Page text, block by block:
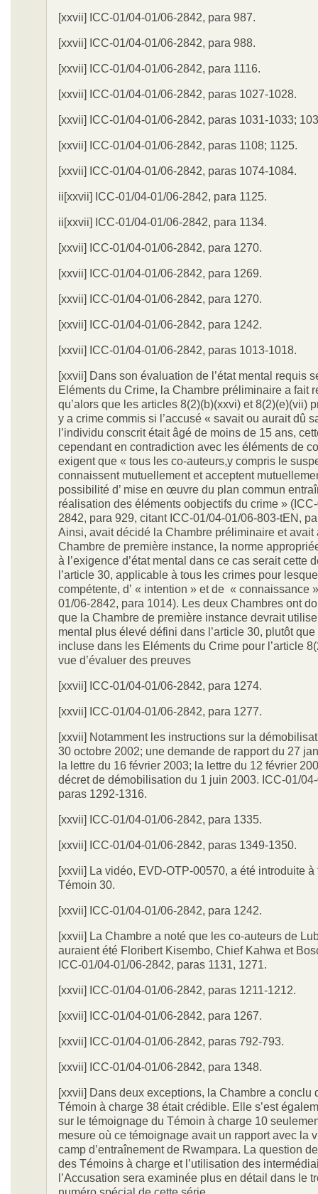
[xxvii] ICC-01/04-01/06-2842, para 987.
[xxvii] ICC-01/04-01/06-2842, para 988.
[xxvii] ICC-01/04-01/06-2842, para 1116.
[xxvii] ICC-01/04-01/06-2842, paras 1027-1028.
[xxvii] ICC-01/04-01/06-2842, paras 1031-1033;
[xxvii] ICC-01/04-01/06-2842, paras 1108; 1125.
[xxvii] ICC-01/04-01/06-2842, paras 1074-1084.
ii[xxvii] ICC-01/04-01/06-2842, para 1125.
ii[xxvii] ICC-01/04-01/06-2842, para 1134.
[xxvii] ICC-01/04-01/06-2842, para 1270.
[xxvii] ICC-01/04-01/06-2842, para 1269.
[xxvii] ICC-01/04-01/06-2842, para 1270.
[xxvii] ICC-01/04-01/06-2842, para 1242.
[xxvii] ICC-01/04-01/06-2842, paras 1013-1018.
[xxvii] Dans son évaluation de l’état mental requis
Eléments du Crime, la Chambre préliminaire a fait
qu’alors que les articles 8(2)(b)(xxvi) et 8(2)(e)(vii)
y a crime commis si l’accusé « savait ou aurait dû
l’individu conscrit était âgé de moins de 15 ans,
cependant en contradiction avec les éléments de
exigent que « tous les co-auteurs,y compris le
connaissent mutuellement et acceptent
possibilité d’ mise en œuvre du plan commun
réalisation des éléments oobjectifs du crime »
2842, para 929, citant ICC-01/04-01/06-803-tEN,
Ainsi, avait décidé la Chambre préliminaire et avait
Chambre de première instance, la norme
à l’exigence d’état mental dans ce cas serait cette
l’article 30, applicable à tous les crimes pour
compétente, d’ « intention » et de « connaissance
01/06-2842, para 1014). Les deux Chambres ont
que la Chambre de première instance devrait
mental plus élevé défini dans l’article 30, plutôt
incluse dans les Eléments du Crime pour l’article
vue d’évaluer des preuves
[xxvii] ICC-01/04-01/06-2842, para 1274.
[xxvii] ICC-01/04-01/06-2842, para 1277.
[xxvii] Notamment les instructions sur la
30 octobre 2002; une demande de rapport du 27
la lettre du 16 février 2003; la lettre du 12 février
décret de démobilisation du 1 juin 2003. ICC-01/
paras 1292-1316.
[xxvii] ICC-01/04-01/06-2842, para 1335.
[xxvii] ICC-01/04-01/06-2842, paras 1349-1350.
[xxvii] La vidéo, EVD-OTP-00570, a été introduite à
Témoin 30.
[xxvii] ICC-01/04-01/06-2842, para 1242.
[xxvii] La Chambre a noté que les co-auteurs de
auraient été Floribert Kisembo, Chief Kahwa et
ICC-01/04-01/06-2842, paras 1131, 1271.
[xxvii] ICC-01/04-01/06-2842, paras 1211-1212.
[xxvii] ICC-01/04-01/06-2842, para 1267.
[xxvii] ICC-01/04-01/06-2842, paras 792-793.
[xxvii] ICC-01/04-01/06-2842, para 1348.
[xxvii] Dans deux exceptions, la Chambre a conclu
Témoin à charge 38 était crédible. Elle s’est
sur le témoignage du Témoin à charge 10
mesure où ce témoignage avait un rapport avec la
camp d’entraînement de Rwampara. La question
des Témoins à charge et l’utilisation des
l’Accusation sera examinée plus en détail dans le